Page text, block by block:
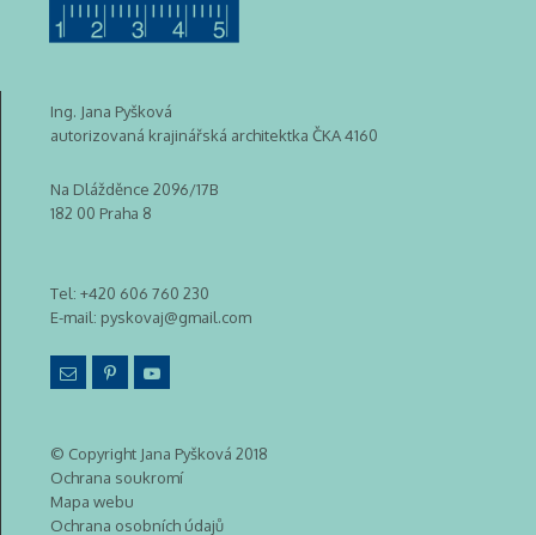
Ing. Jana Pyšková
autorizovaná krajinářská architektka ČKA 4160
Na Dlážděnce 2096/17B
182 00 Praha 8
Tel: +420 606 760 230
E-mail: pyskovaj@gmail.com
© Copyright Jana Pyšková 2018
Ochrana soukromí
Mapa webu
Ochrana osobních údajů